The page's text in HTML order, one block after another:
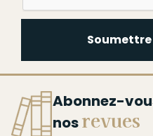
Soumettre
Abonnez-
nosrevues